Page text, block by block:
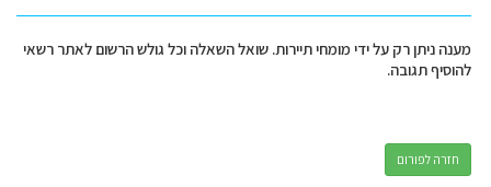
מענה ניתן רק על ידי מומחי תיירות. שואל השאלה וכל גולש הרשום לאתר רשאי
להוסיף תגובה.
חזרה לפורום